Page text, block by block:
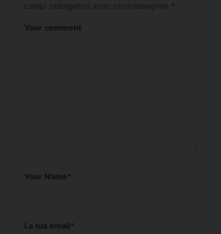
campi obbligatori sono contrassegnati *
Your comment
Your Name*
La tua email*